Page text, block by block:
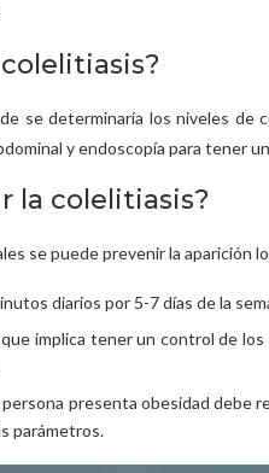
se determinaría los niveles de
y endoscopía para tener
la colelitiasis?
se puede prevenir la aparición
diarios por 5-7 días de la
implica tener un control de
presenta obesidad debe
parámetros.